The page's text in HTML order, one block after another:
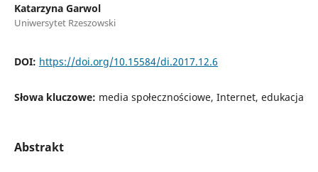
Katarzyna Garwol
Uniwersytet Rzeszowski
DOI: https://doi.org/10.15584/di.2017.12.6
Słowa kluczowe: media społecznościowe, Internet, edukacja
Abstrakt